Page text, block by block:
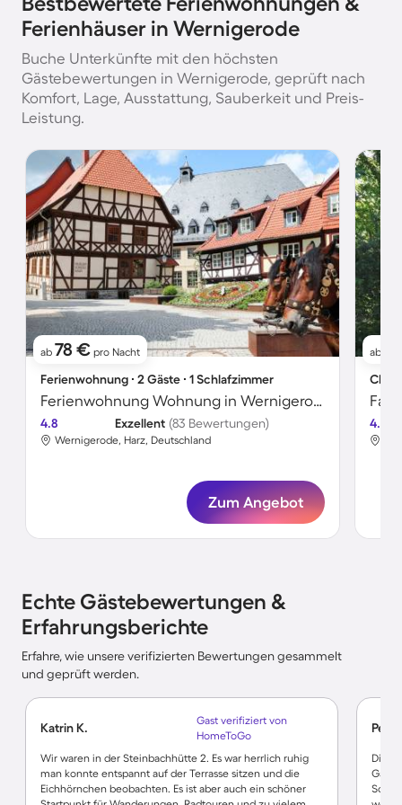
Ferienhäuser in Wernigerode
Buche Unterkünfte mit den höchsten
Gästebewertungen in Wernigerode, geprüft nach
Komfort, Lage, Ausstattung, Sauberkeit und Preis-
Leistung.
ab 78 € pro Nacht
Ferienwohnung ∙ 2 Gäste ∙ 1 Schlafzimmer
Ferienwohnung Wohnung in Wernigerode mit Garten
4.8 Exzellent (83 Bewertungen)
Wernigerode, Harz, Deutschland
Zum Angebot
ab
4.8
Echte Gästebewertungen &
Erfahrungsberichte
Erfahre, wie unsere verifizierten Bewertungen gesammelt
und geprüft werden.
Katrin K.
Gast verifiziert von
HomeToGo
Wir waren in der Steinbachhütte 2. Es war herrlich ruhig
man konnte entspannt auf der Terrasse sitzen und die
Eichhörnchen beobachten. Es ist aber auch ein schöner
Die